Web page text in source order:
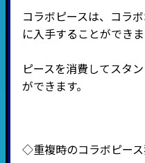
コラボピースは、コラ
に入手することができま
ピースを消費してスタ
ができます。
◇重複時のコラボピー